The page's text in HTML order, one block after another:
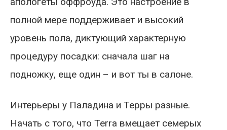
полной мере поддерживает и высокий
уровень пола, диктующий характерную
процедуру посадки: сначала шаг на
подножку, еще один – и вот ты в салоне.
Интерьеры у Паладина и Терры разные.
Начать с того, что Terra вмещает семерых